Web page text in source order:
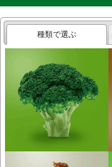
種類で選ぶ